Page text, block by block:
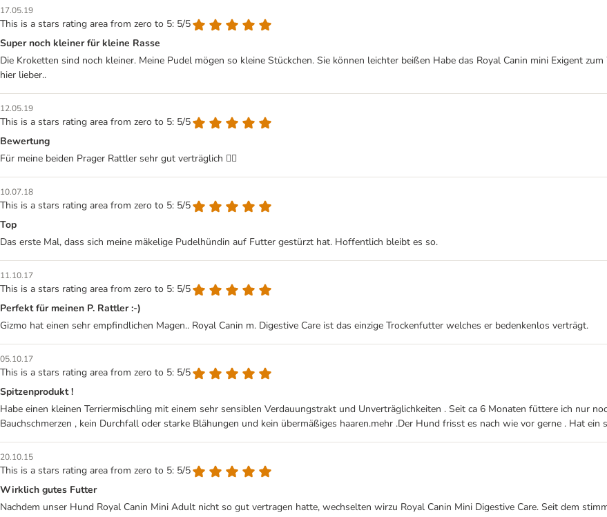
17.05.19
This is a stars rating area from zero to 5: 5/5
Super noch kleiner für kleine Rasse
Die Kroketten sind noch kleiner. Meine Pudel mögen so kleine Stückchen. Sie können leichter beißen Habe das Royal Canin mini Exigent
hier lieber..
12.05.19
This is a stars rating area from zero to 5: 5/5
Bewertung
Für meine beiden Prager Rattler sehr gut verträglich 👍🏻
10.07.18
This is a stars rating area from zero to 5: 5/5
Top
Das erste Mal, dass sich meine mäkelige Pudelhündin auf Futter gestürzt hat. Hoffentlich bleibt es so.
11.10.17
This is a stars rating area from zero to 5: 5/5
Perfekt für meinen P. Rattler :-)
Gizmo hat einen sehr empfindlichen Magen.. Royal Canin m. Digestive Care ist das einzige Trockenfutter welches er bedenkenlos verträgt.
05.10.17
This is a stars rating area from zero to 5: 5/5
Spitzenprodukt !
Habe einen kleinen Terriermischling mit einem sehr sensiblen Verdauungstrakt und Unverträglichkeiten . Seit ca 6 Monaten füttere ich nur
Bauchschmerzen , kein Durchfall oder starke Blähungen und kein übermäßiges haaren.mehr .Der Hund frisst es nach wie vor gerne . Hat
20.10.15
This is a stars rating area from zero to 5: 5/5
Wirklich gutes Futter
Nachdem unser Hund Royal Canin Mini Adult nicht so gut vertragen hatte, wechselten wirzu Royal Canin Mini Digestive Care. Seit dem